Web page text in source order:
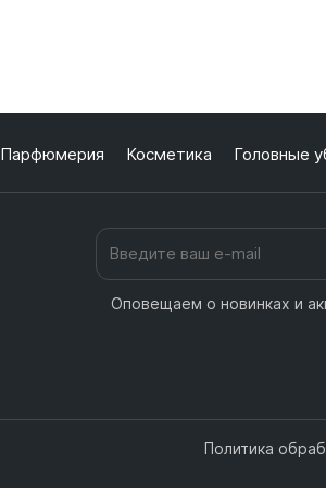
Парфюмерия Косметика Головные
Оповещаем о новинках и
Политика